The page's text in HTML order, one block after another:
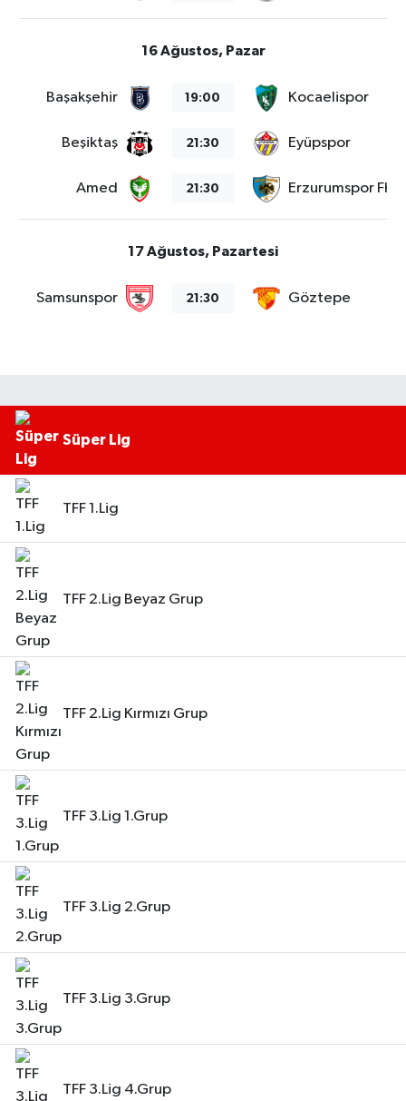
16 Ağustos, Pazar
Başakşehir 19:00 Kocaelispor
Beşiktaş 21:30 Eyüpspor
Amed 21:30 Erzurumspor FK
17 Ağustos, Pazartesi
Samsunspor 21:30 Göztepe
Süper Lig
TFF 1.Lig
TFF 2.Lig Beyaz Grup
TFF 2.Lig Kırmızı Grup
TFF 3.Lig 1.Grup
TFF 3.Lig 2.Grup
TFF 3.Lig 3.Grup
TFF 3.Lig 4.Grup